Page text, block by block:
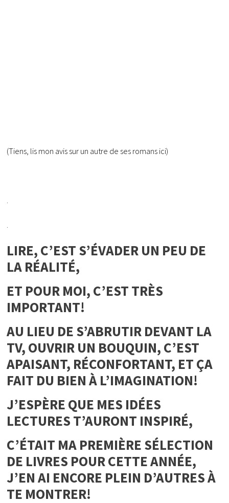
(Tiens, lis mon avis sur un autre de ses romans ici)
LIRE, C’EST S’ÉVADER UN PEU DE
LA RÉALITÉ,
ET POUR MOI, C’EST TRÈS
IMPORTANT!
AU LIEU DE S’ABRUTIR DEVANT LA
TV, OUVRIR UN BOUQUIN, C’EST
APAISANT, RÉCONFORTANT, ET ÇA
FAIT DU BIEN À L’IMAGINATION!
J’ESPÈRE QUE MES IDÉES
LECTURES T’AURONT INSPIRÉ,
C’ÉTAIT MA PREMIÈRE SÉLECTION
DE LIVRES POUR CETTE ANNÉE,
J’EN AI ENCORE PLEIN D’AUTRES À
TE MONTRER!